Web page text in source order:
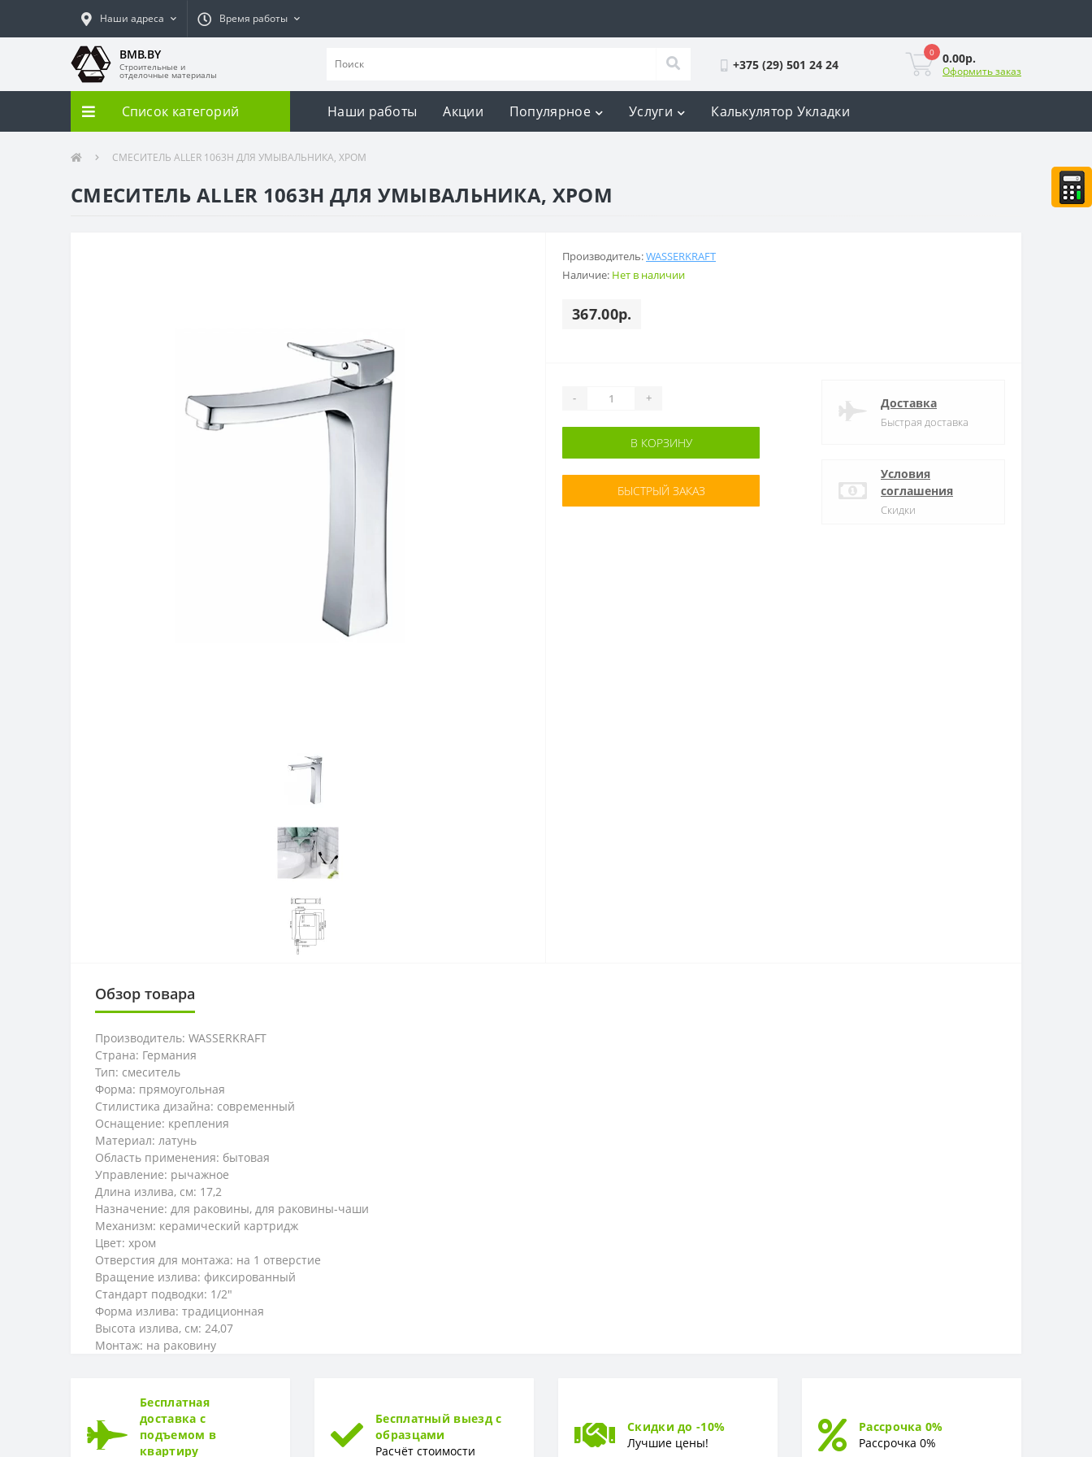
Наши адреса Время работы
BMB.BY
Строительные и
отделочные материалы
+375 (29) 501 24 24
0 0.00р.
Оформить заказ
Список категорий Наши работы Акции Популярное Услуги Калькулятор Укладки
СМЕСИТЕЛЬ ALLER 1063H ДЛЯ УМЫВАЛЬНИКА, ХРОМ
СМЕСИТЕЛЬ ALLER 1063H ДЛЯ УМЫВАЛЬНИКА, ХРОМ
Производитель:WASSERKRAFT
Наличие: Нет в наличии
367.00р.
- +
В КОРЗИНУ
БЫСТРЫЙ ЗАКАЗ
Доставка
Быстрая доставка
Условия
соглашения
Скидки
Обзор товара
Производитель: WASSERKRAFT
Страна: Германия
Тип: смеситель
Форма: прямоугольная
Стилистика дизайна: современный
Оснащение: крепления
Материал: латунь
Область применения: бытовая
Управление: рычажное
Длина излива, см: 17,2
Назначение: для раковины, для раковины-чаши
Механизм: керамический картридж
Цвет: хром
Отверстия для монтажа: на 1 отверстие
Вращение излива: фиксированный
Стандарт подводки: 1/2"
Форма излива: традиционная
Высота излива, см: 24,07
Монтаж: на раковину
Бесплатная
доставка с
подъемом в
квартиру
Бесплатный выезд с
образцами
Расчёт стоимости
Скидки до -10%
Лучшие цены!
Рассрочка 0%
Рассрочка 0%